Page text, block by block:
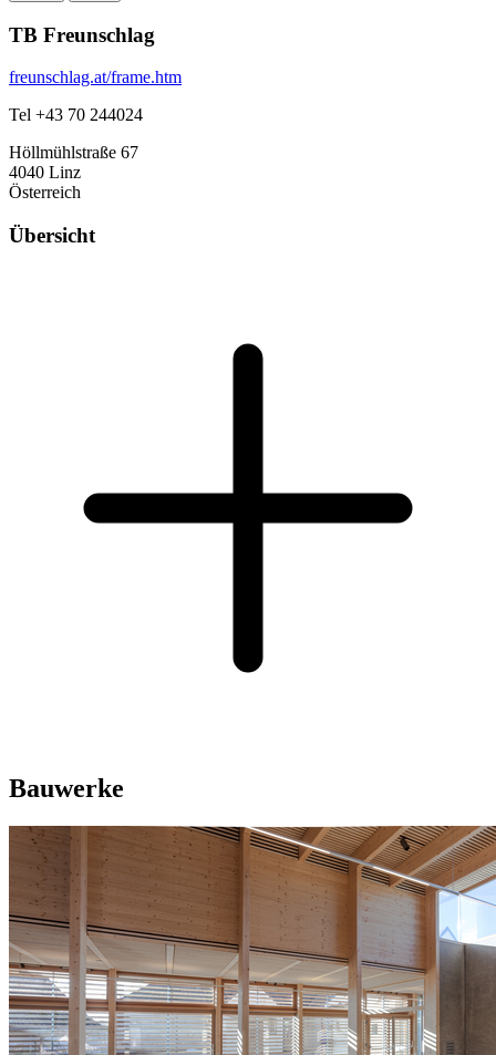
TB Freunschlag
freunschlag.at/frame.htm
Tel +43 70 244024
Höllmühlstraße 67
4040 Linz
Österreich
Übersicht
Bauwerke